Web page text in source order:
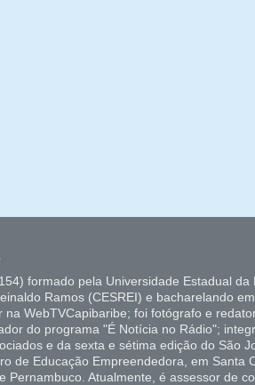
formado pela Universidade Estadual
Ramos (CESREI) e bacharelando
WebTVCapibaribe; foi fotógrafo e
do programa "É Notícia no Rádio";
e da sexta e sétima edição do São
de Educação Empreendedora, em
Pernambuco. Atualmente, é assessor de